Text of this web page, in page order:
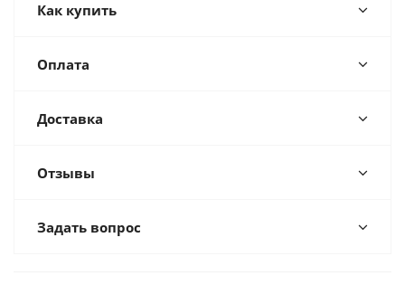
Как купить
Оплата
Доставка
Отзывы
Задать вопрос